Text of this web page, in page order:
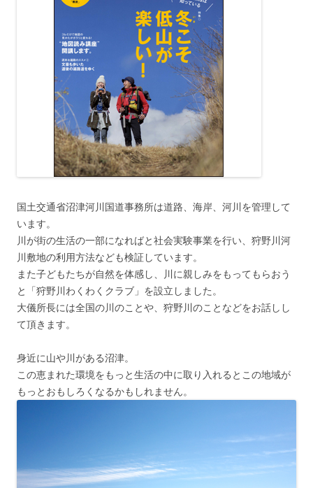
国土交通省沼津河川国道事務所は道路、海岸、河川を管理して
います。
川が街の生活の一部になればと社会実験事業を行い、狩野川河
川敷地の利用方法なども検証しています。
また子どもたちが自然を体感し、川に親しみをもってもらおう
と「狩野川わくわくクラブ」を設立しました。
大儀所長には全国の川のことや、狩野川のことなどをお話しし
て頂きます。
身近に山や川がある沼津。
この恵まれた環境をもっと生活の中に取り入れるとこの地域が
もっとおもしろくなるかもしれません。